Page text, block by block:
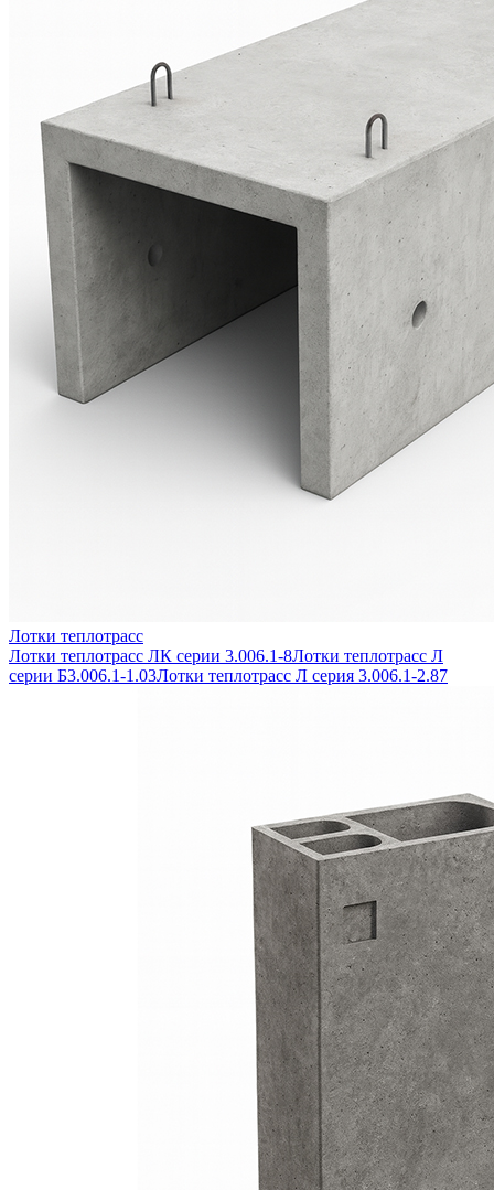
Лотки теплотрасс
Лотки теплотрасс ЛК серии 3.006.1-8Лотки теплотрасс Л
серии Б3.006.1-1.03Лотки теплотрасс Л серия 3.006.1-2.87